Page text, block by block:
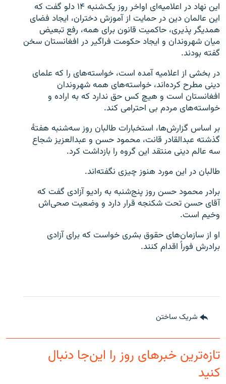
همۀ سایت‌های رادیو آزادی/ رادیو اروپای آزاداین نهاد در اعلامیه‌ای اواخر روز یک‌شنبه ۱۴ دلو گفت که
این عالمان دین در حمایت از آموزش دختران، ایجاد فضای
همدیگر پذیری، حاکمیت قانون برای همه، رفع تبعیض
میان شهروندان و ایجاد حکومت فراگیر در افغانستان سخن
گفته بودند.
در بخشی از اعلامیه آمده است، خواسته‌های را که علمای
دینی مطرح کرده‌اند، خواسته‌های همه شهروندان
افغانستان است و هیچ کس حق ندارد که به اراده و
خواسته‌های مردم بی احترامی کند.
بر اساس گزارش‌ها، استخبارات طالبان روز سه‌شنبه هفتۀ
گذشته عبدالقادر قانت، محمود حسن و عبدالعزیز شجاع
سه عالم دینی منتقد این گروه را بازداشت کرد.
طالبان در این مورد هنوز چیزی نگفته‌اند.
برادر محمود حسن روز پنج‌شنبه به رادیو آزادی گفت که
آقای حسن تحت شکنجه قرار دارد و وضعیت صحی‌اش
وخیم است.
او از سازمان‌های حقوق بشری خواست که برای آزادی
برادرش فوراً اقدام کنند.
شریک ساختن
تازه‌ترین خبرهای روز را این‌جا دنبال
کنید